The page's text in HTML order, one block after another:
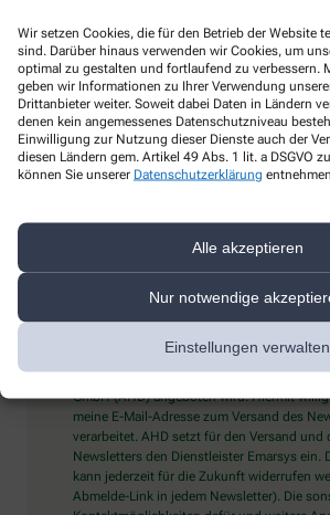
Wir setzen Cookies, die für den Betrieb der Website
sind. Darüber hinaus verwenden wir Cookies, um
optimal zu gestalten und fortlaufend zu verbessern.
geben wir Informationen zu Ihrer Verwendung
Drittanbieter weiter. Soweit dabei Daten in Ländern
denen kein angemessenes Datenschutzniveau
Einwilligung zur Nutzung dieser Dienste auch der
diesen Ländern gem. Artikel 49 Abs. 1 lit. a DSGVO
können Sie unserer Datenschutzerklärung
Alle akzeptieren
Nur notwendige
Einstellungen verwalten
Melden Sie sich hier an und
Ihren 10% Gutschein* für
Ich möchte den im Namen meiner
Service abonnieren, der von der Alliance
GmbH (AHD) angeboten wird. Hiermit
meine E-Mail-Adresse zum Versand des
verarbeitet. AHD setzt für den Versand und
Newsletters den Dienstleister Emarsys ein.
kann jederzeit für die Zukunft widerrufen
Abmelde-Link in jedem Newsletter). Die